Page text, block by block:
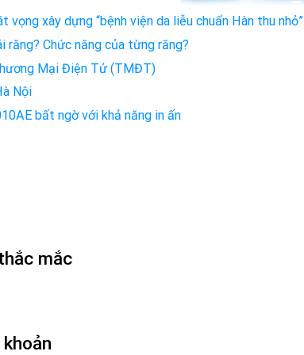
vọng xây dựng “bệnh viện da liễu chuẩn Hàn thu nhỏ”
răng? Chức năng của từng răng?
Mại Điện Tử (TMĐT)
Nội
bất ngờ với khả năng in ấn
mắc